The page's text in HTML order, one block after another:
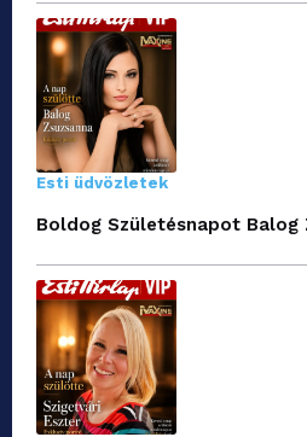
Esti üdvözletek
Boldog Születésnapot Balog